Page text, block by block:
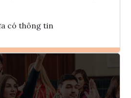
có thông tin
Ghi danh
Tham vấn Interlink